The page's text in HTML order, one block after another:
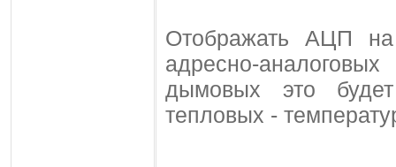
Отображать АЦП
адресно-
дымовых это
тепловых -